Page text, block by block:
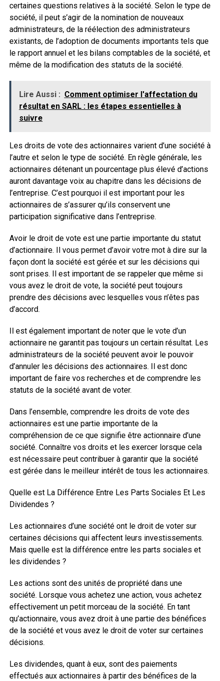
certaines questions relatives à la société. Selon le type de
société, il peut s’agir de la nomination de nouveaux
administrateurs, de la réélection des administrateurs
existants, de l’adoption de documents importants tels que
le rapport annuel et les bilans comptables de la société, et
même de la modification des statuts de la société.
Lire Aussi : Comment optimiser l'affectation du
résultat en SARL : les étapes essentielles à
suivre
Les droits de vote des actionnaires varient d’une société à
l’autre et selon le type de société. En règle générale, les
actionnaires détenant un pourcentage plus élevé d’actions
auront davantage voix au chapitre dans les décisions de
l’entreprise. C’est pourquoi il est important pour les
actionnaires de s’assurer qu’ils conservent une
participation significative dans l’entreprise.
Avoir le droit de vote est une partie importante du statut
d’actionnaire. Il vous permet d’avoir votre mot à dire sur la
façon dont la société est gérée et sur les décisions qui
sont prises. Il est important de se rappeler que même si
vous avez le droit de vote, la société peut toujours
prendre des décisions avec lesquelles vous n’êtes pas
d’accord.
Il est également important de noter que le vote d’un
actionnaire ne garantit pas toujours un certain résultat. Les
administrateurs de la société peuvent avoir le pouvoir
d’annuler les décisions des actionnaires. Il est donc
important de faire vos recherches et de comprendre les
statuts de la société avant de voter.
Dans l’ensemble, comprendre les droits de vote des
actionnaires est une partie importante de la
compréhension de ce que signifie être actionnaire d’une
société. Connaître vos droits et les exercer lorsque cela
est nécessaire peut contribuer à garantir que la société
est gérée dans le meilleur intérêt de tous les actionnaires.
Quelle est La Différence Entre Les Parts Sociales Et Les
Dividendes ?
Les actionnaires d’une société ont le droit de voter sur
certaines décisions qui affectent leurs investissements.
Mais quelle est la différence entre les parts sociales et
les dividendes ?
Les actions sont des unités de propriété dans une
société. Lorsque vous achetez une action, vous achetez
effectivement un petit morceau de la société. En tant
qu’actionnaire, vous avez droit à une partie des bénéfices
de la société et vous avez le droit de voter sur certaines
décisions.
Les dividendes, quant à eux, sont des paiements
effectués aux actionnaires à partir des bénéfices de la